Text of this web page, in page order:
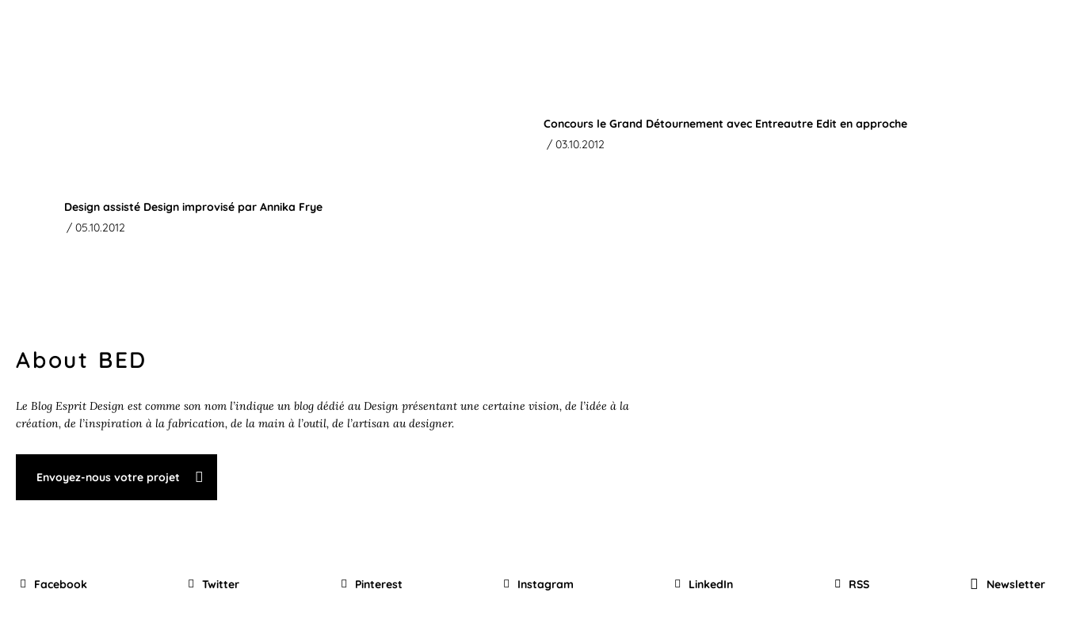
Design assisté Design improvisé par Annika Frye
/ 05.10.2012
Concours le Grand Détournement avec Entreautre Edit en approche
/ 03.10.2012
About BED
Le Blog Esprit Design est comme son nom l’indique un blog dédié au Design présentant une certaine vision, de l’idée à la
création, de l’inspiration à la fabrication, de la main à l’outil, de l’artisan au designer.
Envoyez-nous votre projet
Facebook Twitter Pinterest Instagram LinkedIn RSS Newsletter